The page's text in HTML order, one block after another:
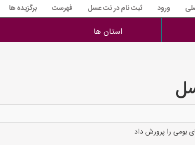
ورود ثبت نام در نت عسل فهرست برگزیده ها
استان ها
بومی را پرورش داد